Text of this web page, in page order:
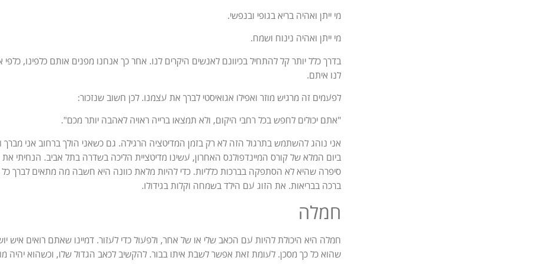
מי ייתן ואהיה בריא בגופי ובנפשי.
מי ייתן ואהיה נינוח ושמח.
בדרך כלל יותר קל להתחיל בכיוונם לאנשים היקרים לנו. אחר כך אנחנו מפנים אותם כלפינו,
לנו איתם.
לפעמים זה מרגיש מוזר ואפילו אגואיסטי לברך את עצמנו. לכן חשוב שנזכור:
"אתם יכולים לחפש בכל רחבי היקום, ולא תמצאו ברייה ראויה לאהבה יותר מכם".
אני נוהג להשתמש בתרגול הזה לא רק בזמן המדיטציה הרגילה. גם כשאני הולך ברחוב אני מברך
ביום המלא של קורס המיינדפולנס האחרון, עשינו מדיטציית הליכה בשדרה בתל אביב.
סיפרה שהיא לא הסתפקה בברכות כלליות. כדי להיות מלאת כוונה היא חשבה מה מתאים
ברכה בבריאות. את הזוג עם הילד בשמחה וקלות בגידולו.
חמלה
חמלה היא היכולת להיות עם הכאב שלי או של אחר, ולפעול כדי לעזור. דמיינו שאתם רואים איש
שהוא כל כך מסכן. לעומת זאת אפשר לשבת איתו בבור. להקשיב לכאב הגדול שלו, וכשהוא יהיה